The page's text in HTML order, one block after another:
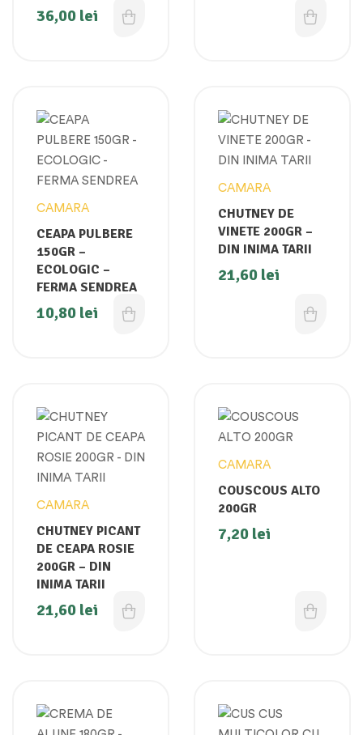
36,00 lei
CAMARA
CEAPA PULBERE
150GR –
ECOLOGIC –
FERMA SENDREA
10,80 lei
CAMARA
CHUTNEY DE
VINETE 200GR –
DIN INIMA TARII
21,60 lei
CAMARA
CHUTNEY PICANT
DE CEAPA ROSIE
200GR – DIN
INIMA TARII
21,60 lei
CAMARA
COUSCOUS ALTO
200GR
7,20 lei